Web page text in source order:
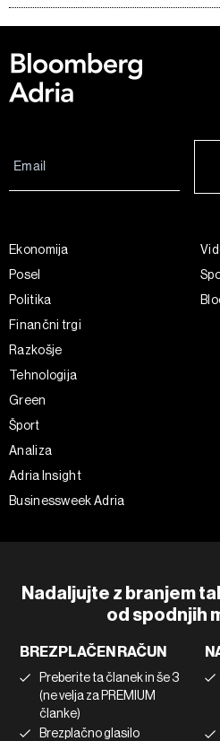
Nadaljujte z branjem
od spodnjih
BREZPLAČEN RAČUN
Preberite ta članek in še 3
(ne velja za PREMIUM
članke)
Brezplačno glasilo
Ekonomija
Posel
Politika
Finančni trgi
Razkošje
Tehnologija
Green
Šport
Analiza
Adria Insight
Businessweek Adria
Piškotki
Marketing
Uporaba umetne inteligence